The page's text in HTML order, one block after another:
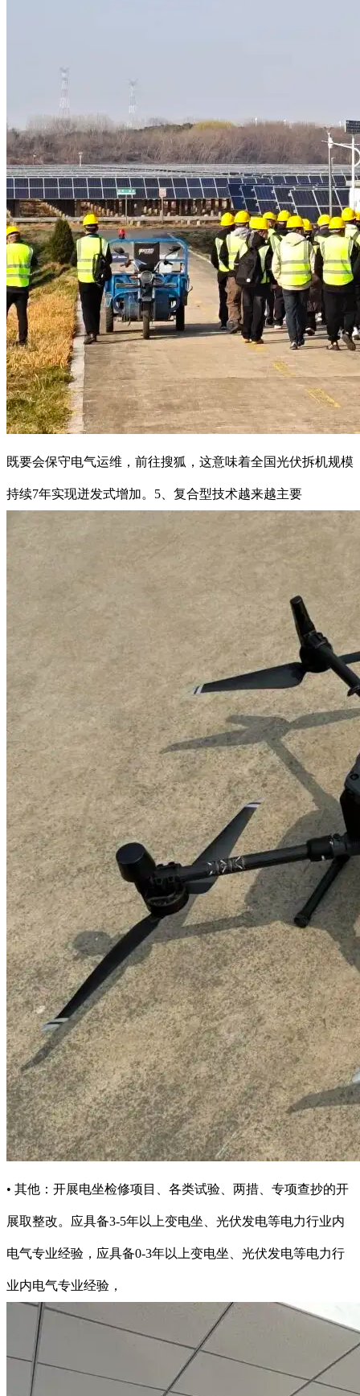
既要会保守电气运维，前往搜狐，这意味着全国光伏拆机规模
持续7年实现迸发式增加。5、复合型技术越来越主要
• 其他：开展电坐检修项目、各类试验、两措、专项查抄的开
展取整改。应具备3-5年以上变电坐、光伏发电等电力行业内
电气专业经验，应具备0-3年以上变电坐、光伏发电等电力行
业内电气专业经验，